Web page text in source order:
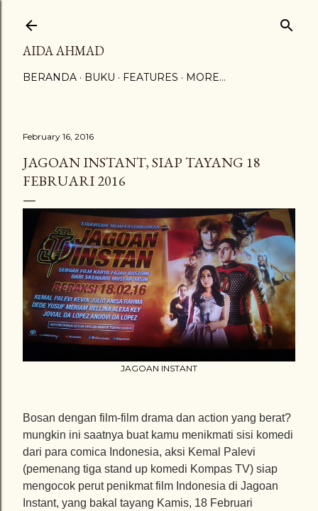
AIDA AHMAD
BERANDA BUKU FEATURES MORE…
February 16, 2016
JAGOAN INSTANT, SIAP TAYANG 18
FEBRUARI 2016
JAGOAN INSTANT
Bosan dengan film-film drama dan action yang berat?
mungkin ini saatnya buat kamu menikmati sisi komedi
dari para comica Indonesia, aksi Kemal Palevi
(pemenang tiga stand up komedi Kompas TV) siap
mengocok perut penikmat film Indonesia di Jagoan
Instant, yang bakal tayang Kamis, 18 Februari